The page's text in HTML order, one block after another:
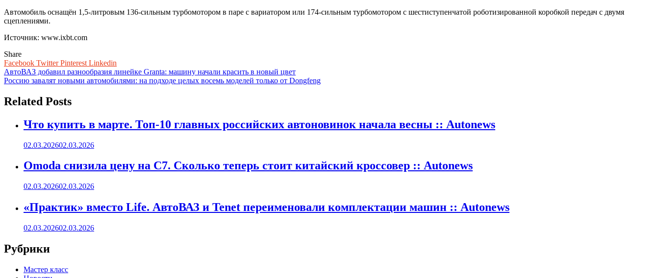
Автомобиль оснащён 1,5-литровым 136-сильным турбомотором в паре с вариатором или 174-сильным турбомотором с шестиступенчатой роботизированной коробкой передач с двумя
сцеплениями.
Источник: www.ixbt.com
Share
Facebook TwitterPinterest Linkedin
Навигация
по
записям
АвтоВАЗ добавил разнообразия линейке Granta: машину начали красить в новый цвет
Россию завалят новыми автомобилями: на подходе целых восемь моделей только от Dongfeng
Related Posts
Что купить в марте. Топ-10 главных российских автоновинок начала весны :: Autonews
02.03.202602.03.2026
Omoda снизила цену на C7. Сколько теперь стоит китайский кроссовер :: Autonews
02.03.202602.03.2026
«Практик» вместо Life. АвтоВАЗ и Tenet переименовали комплектации машин :: Autonews
02.03.202602.03.2026
Рубрики
Мастер класс